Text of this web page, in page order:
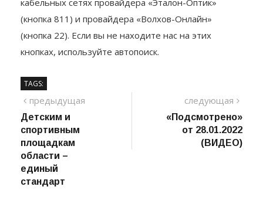
(кнопка 811) и провайдера «Волхов-Онлайн»
(кнопка 22). Если вы не находите нас на этих
кнопках, используйте автопоиск.
Навигация
по
записям
предыдущая
Детским и
спортивным
площадкам
области –
единый
стандарт
«Подсмотрено»
от 28.01.2022
(ВИДЕО)